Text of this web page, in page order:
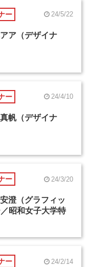
ー 24/5/22
ア（デザイナ
ー 24/4/10
帆（デザイナ
ー 24/3/20
澄（グラフィッ
昭和女子大学特
ー 24/2/14